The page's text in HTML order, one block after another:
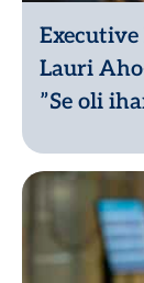
Lauri
”Se oli
Lue lisää